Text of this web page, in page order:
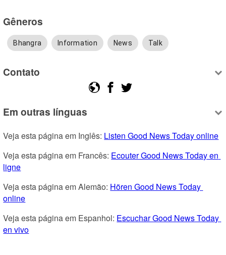
Gêneros
Bhangra Information News Talk
Contato
Em outras línguas
Veja esta página em Inglês: Listen Good News Today online
Veja esta página em Francês: Ecouter Good News Today en
ligne
Veja esta página em Alemão: Hören Good News Today
online
Veja esta página em Espanhol: Escuchar Good News Today
en vivo